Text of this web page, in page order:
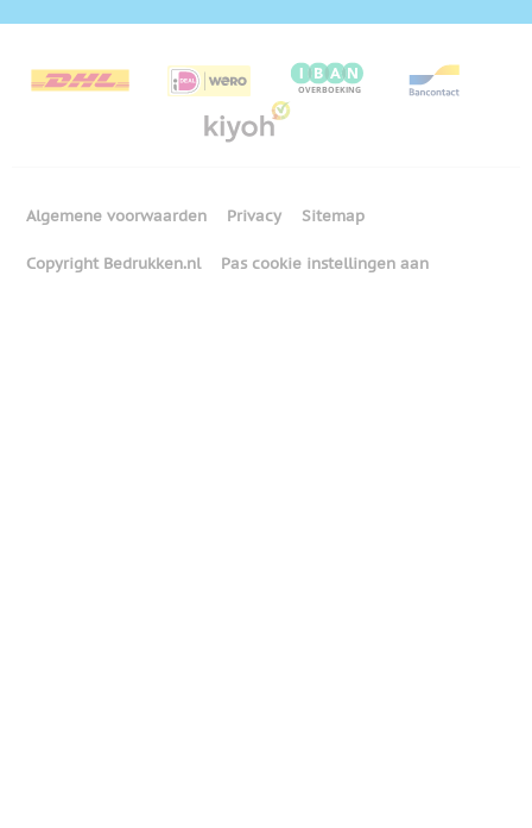
Algemene voorwaarden Privacy Sitemap
Copyright Bedrukken.nl Pas cookie instellingen aan